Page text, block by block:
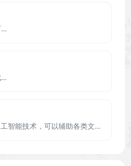
AI写作神器，体验最前沿的人工智能技术，可以辅助各类文案写作，包括论文、小说、公文、广告文案、产品描述、品牌故事、网站页面、社交媒体内容。